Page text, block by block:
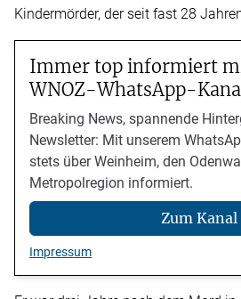
Kindermörder, der seit fast 28
Immer top informiert
WNOZ-WhatsApp-
Breaking News, spannende
Newsletter: Mit unserem
stets über Weinheim, den
Metropolregion informiert.
Zum Kanal
Impressum